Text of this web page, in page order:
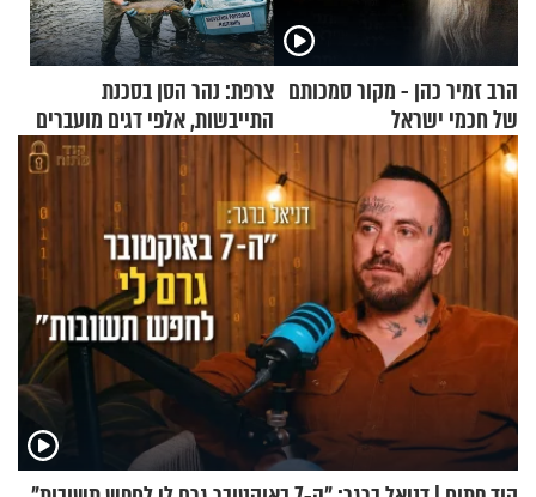
הרב זמיר כהן - מקור סמכותם
של חכמי ישראל
צרפת: נהר הסן בסכנת
התייבשות, אלפי דגים מועברים
במבצעי חילוץ